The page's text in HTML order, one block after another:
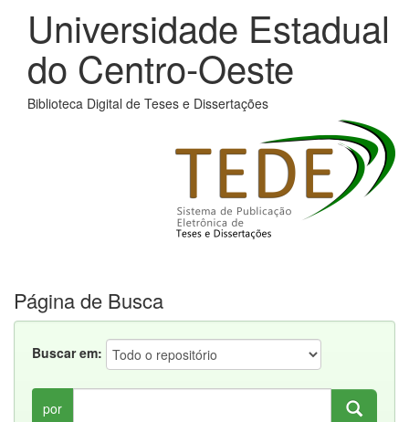
Universidade Estadual
do Centro-Oeste
Biblioteca Digital de Teses e Dissertações
Página de Busca
Buscar em:
por